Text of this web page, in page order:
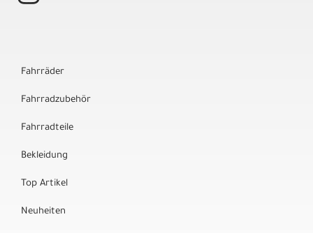
Fahrräder
Fahrradzubehör
Fahrradteile
Bekleidung
Top Artikel
Neuheiten